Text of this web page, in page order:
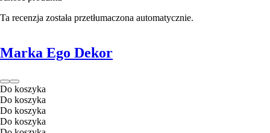
Ta recenzja została przetłumaczona automatycznie.
Marka Ego Dekor
Do koszyka
Do koszyka
Do koszyka
Do koszyka